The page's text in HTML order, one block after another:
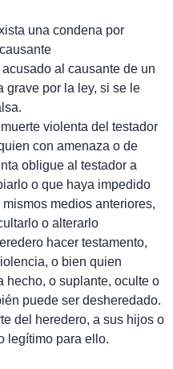
una condena por
al causante de un
grave por la ley, si se le
violenta del testador
con amenaza o de
obligue al testador a
o que haya impedido
medios anteriores,
o alterarlo
hacer testamento,
o bien quien
hecho, o suplante, oculte o
puede ser desheredado.
del heredero, a sus hijos o
legítimo para ello.